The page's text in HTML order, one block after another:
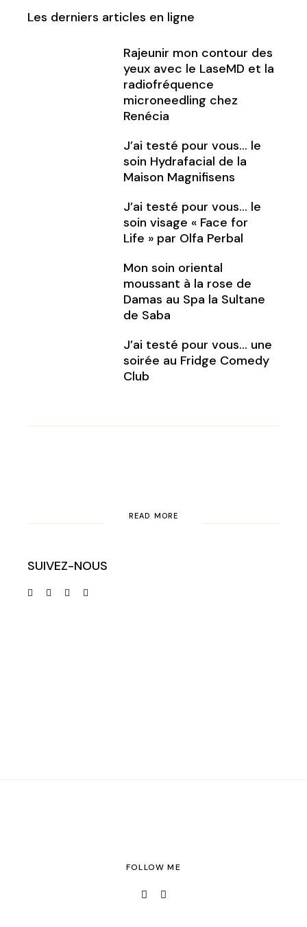
Les derniers articles en ligne
Rajeunir mon contour des
yeux avec le LaseMD et la
radiofréquence
microneedling chez
Renécia
J’ai testé pour vous… le
soin Hydrafacial de la
Maison Magnifisens
J’ai testé pour vous… le
soin visage « Face for
Life » par Olfa Perbal
Mon soin oriental
moussant à la rose de
Damas au Spa la Sultane
de Saba
J’ai testé pour vous… une
soirée au Fridge Comedy
Club
READ MORE
SUIVEZ-NOUS
FOLLOW ME